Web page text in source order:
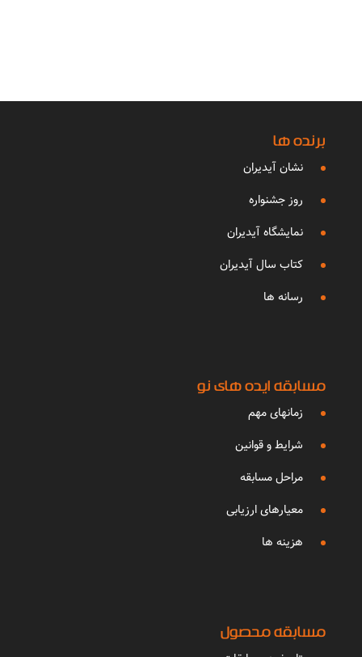
برنده ها
نشان آیدیران
روز جشنواره
نمایشگاه آیدیران
کتاب سال آیدیران
رسانه ها
مسابقه ایده های نو
زمانهای مهم
شرایط و قوانین
مراحل مسابقه
معیارهای ارزیابی
هزینه ها
مسابقه محصول